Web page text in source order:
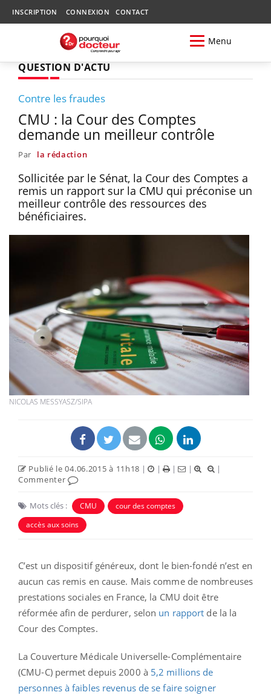
INSCRIPTION CONNEXION CONTACT
Menu
QUESTION D'ACTU
Contre les fraudes
CMU : la Cour des Comptes
demande un meilleur contrôle
Par la rédaction
Sollicitée par le Sénat, la Cour des Comptes a
remis un rapport sur la CMU qui préconise un
meilleur contrôle des ressources des
bénéficiaires.
NICOLAS MESSYASZ/SIPA
Publié le 04.06.2015 à 11h18 | | | |
|
Commenter
Mots clés : CMU
cour des comptes
accès aux soins
C’est un dispositif généreux, dont le bien-fondé n’est en
aucun cas remis en cause. Mais comme de nombreuses
prestations sociales en France, la CMU doit être
réformée afin de perdurer, selon un rapport de la la
Cour des Comptes.
La Couverture Médicale Universelle-Complémentaire
(CMU-C) permet depuis 2000 à 5,2 millions de
personnes à faibles revenus de se faire soigner